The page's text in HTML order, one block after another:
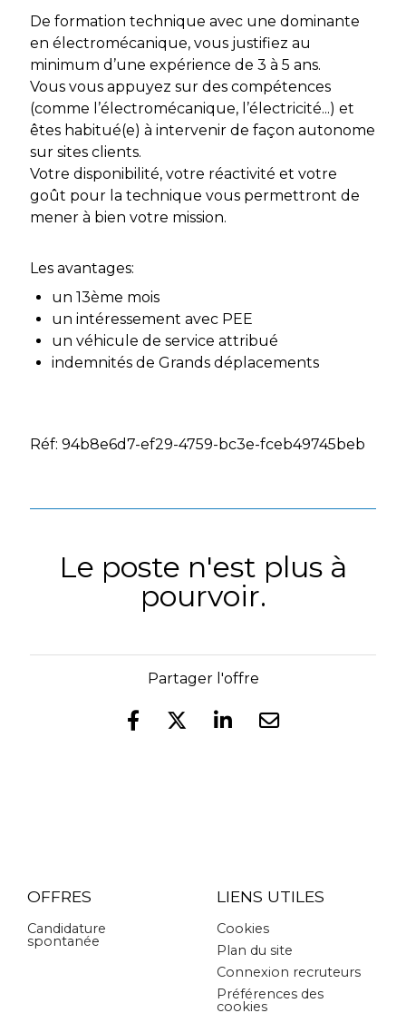
De formation technique avec une dominante
en électromécanique, vous justifiez au
minimum d’une expérience de 3 à 5 ans.
Vous vous appuyez sur des compétences
(comme l’électromécanique, l’électricité...) et
êtes habitué(e) à intervenir de façon autonome
sur sites clients.
Votre disponibilité, votre réactivité et votre
goût pour la technique vous permettront de
mener à bien votre mission.
Les avantages:
un 13ème mois
un intéressement avec PEE
un véhicule de service attribué
indemnités de Grands déplacements
Réf: 94b8e6d7-ef29-4759-bc3e-fceb49745beb
Le poste n'est plus à
pourvoir.
Partager l'offre
OFFRES
Candidature
spontanée
LIENS UTILES
Cookies
Plan du site
Connexion recruteurs
Préférences des
cookies